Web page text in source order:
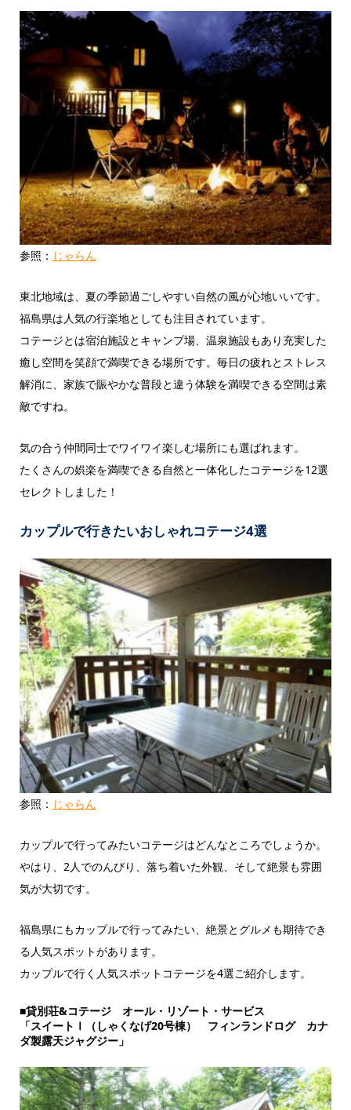
参照： じゃらん
東北地域は、夏の季節過ごしやすい自然の風が心地いいです。
福島県は人気の行楽地としても注目されています。
コテージとは宿泊施設とキャンプ場、温泉施設もあり充実した
癒し空間を笑顔で満喫できる場所です。毎日の疲れとストレス
解消に、家族で賑やかな普段と違う体験を満喫できる空間は素
敵ですね。
気の合う仲間同士でワイワイ楽しむ場所にも選ばれます。
たくさんの娯楽を満喫できる自然と一体化したコテージを12選
セレクトしました！
カップルで行きたいおしゃれコテージ4選
参照： じゃらん
カップルで行ってみたいコテージはどんなところでしょうか。
やはり、2人でのんびり、落ち着いた外観、そして絶景も雰囲
気が大切です。
福島県にもカップルで行ってみたい、絶景とグルメも期待でき
る人気スポットがあります。
カップルで行く人気スポットコテージを4選ご紹介します。
■貸別荘&コテージ オール・リゾート・サービス
「スイートⅠ（しゃくなげ20号棟） フィンランドログ カナ
ダ製露天ジャグジー」